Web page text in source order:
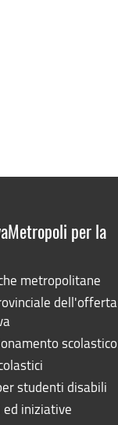
per la
metropolitane
dell'offerta
scolastico
studenti disabili
iniziative